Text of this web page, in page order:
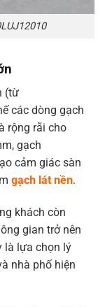
(từ
các dòng gạch
rộng rãi cho
gạch
cảm giác sàn
gạch lát nền.
khách còn
gian trở nên
là lựa chọn lý
nhà phố hiện